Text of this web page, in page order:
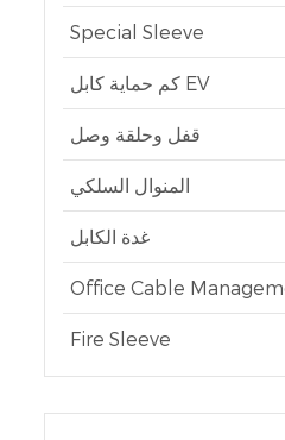
Special Sleeve
كم حماية كابل EV
قفل وحلقة وصل
المنوال السلكي
غدة الكابل
Office Cable
Fire Sleeve